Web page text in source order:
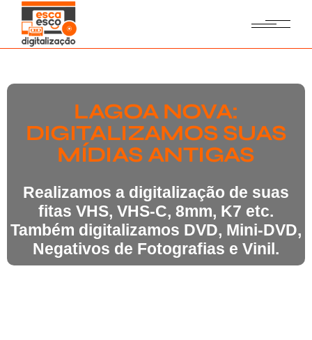
LAGOA NOVA:
DIGITALIZAMOS SUAS
MÍDIAS ANTIGAS
Realizamos a digitalização de suas
fitas VHS, VHS-C, 8mm, K7 etc.
Também digitalizamos DVD, Mini-DVD,
Negativos de Fotografias e Vinil.